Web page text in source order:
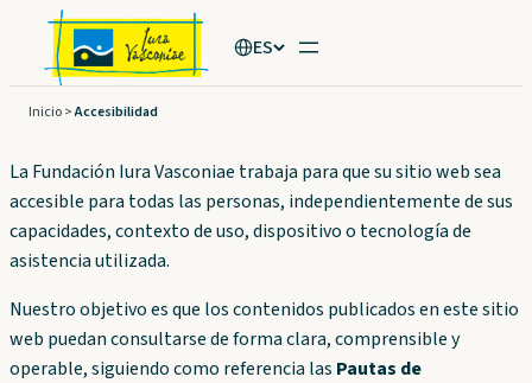
Saltar
contenido
ES
Inicio>Accesibilidad
La Fundación Iura Vasconiae trabaja para que su sitio web sea
accesible para todas las personas, independientemente de sus
capacidades, contexto de uso, dispositivo o tecnología de
asistencia utilizada.
Nuestro objetivo es que los contenidos publicados en este sitio
web puedan consultarse de forma clara, comprensible y
operable, siguiendo como referencia las Pautas de